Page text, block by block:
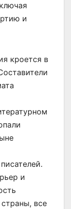
и
кроется в
и
все